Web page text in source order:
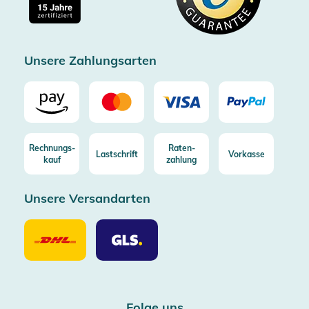
Kostenlose Rücksendung (aus DE/AT)
Unsere Zahlungsarten
Rechnungs-
kauf
Lastschrift
Raten-
zahlung
Vorkasse
Unsere Versandarten
Unsere
Versandarten
DHL
Unsere
Versandarten
GLS